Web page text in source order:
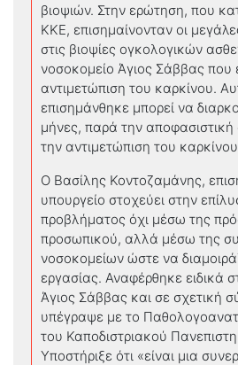
βιοψιών. Στην ερώτηση, που
ΚΚΕ, επισημαίνονταν οι
στις βιοψίες ογκολογικών
νοσοκομείο Άγιος Σάββας που
αντιμετώπιση του καρκίνου.
επισημάνθηκε μπορεί να
μήνες, παρά την αποφασιστική
την αντιμετώπιση του
Ο Βασίλης Κοντοζαμάνης,
υπουργείο στοχεύει στην
προβλήματος όχι μέσω της
προσωπικού, αλλά μέσω της
νοσοκομείων ώστε να
εργασίας. Αναφέρθηκε ειδικά
Άγιος Σάββας και σε σχετική
υπέγραψε με το
του Καποδιστριακού
Υποστήριξε ότι «είναι μια